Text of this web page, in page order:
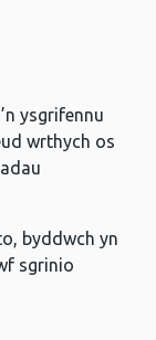
ysgrifennu
wrthych os
byddwch yn
sgrinio